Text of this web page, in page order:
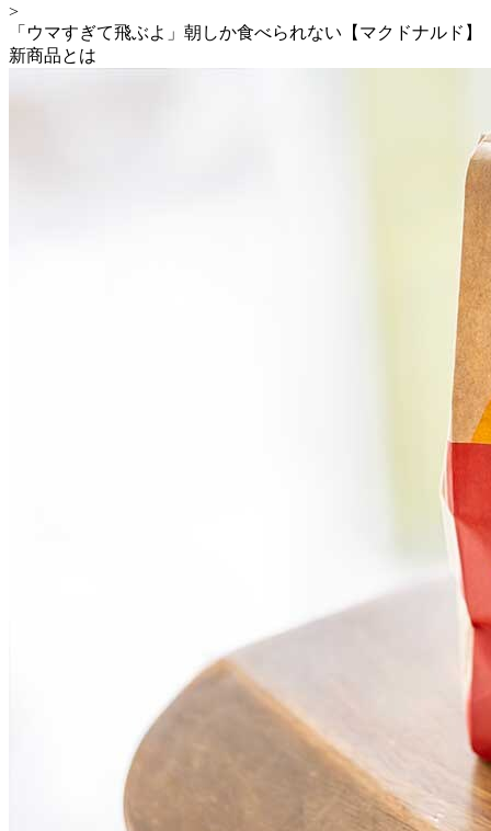
>
「ウマすぎて飛ぶよ」朝しか食べられない【マクドナルド】
新商品とは